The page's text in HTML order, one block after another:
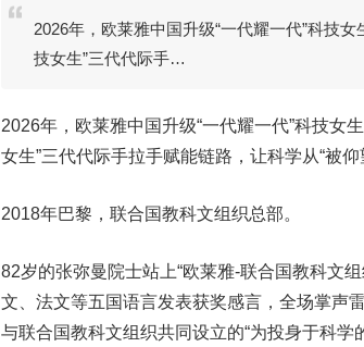
2026年，欧莱雅中国升级“一代耀一代”科技
技女生”三代代际手…
2026年，欧莱雅中国升级“一代耀一代”科技女
女生”三代代际手拉手赋能链路，让科学从“被仰
2018年巴黎，联合国教科文组织总部。
82岁的张弥曼院士站上“欧莱雅-联合国教科文
文、法文等五国语言发表获奖感言，全场掌
与联合国教科文组织共同设立的“为投身于科